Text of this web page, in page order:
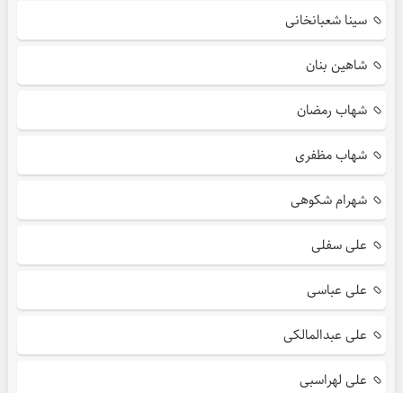
سینا شعبانخانی
شاهین بنان
شهاب رمضان
شهاب مظفری
شهرام شکوهی
علی سفلی
علی عباسی
علی عبدالمالکی
علی لهراسبی